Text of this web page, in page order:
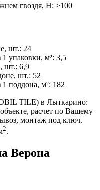
гвоздя, H: >100
шт.: 24
упаковки, м²: 3,5
шт.: 6,9
шт.: 52
поддона, м²: 182
TILE) в Лыткарино:
расчет по Вашему
монтаж под ключ.
2.
Верона